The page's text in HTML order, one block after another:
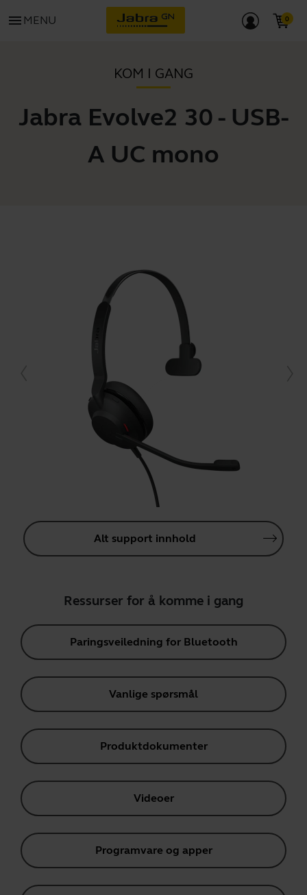
menu MENU
KOM I GANG
Jabra Evolve2 30 - USB-
A UC mono
Alt support innhold
Ressurser for å komme i gang
Paringsveiledning for Bluetooth
Vanlige spørsmål
Produktdokumenter
Videoer
Programvare og apper